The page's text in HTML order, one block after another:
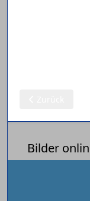
Bilder